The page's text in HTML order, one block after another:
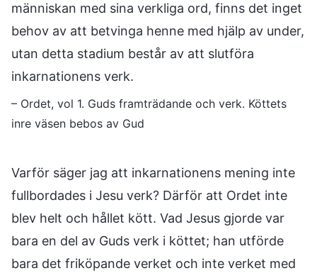
människan med sina verkliga ord, finns det inget
behov av att betvinga henne med hjälp av under,
utan detta stadium består av att slutföra
inkarnationens verk.
– Ordet, vol 1. Guds framträdande och verk. Köttets
inre väsen bebos av Gud
Varför säger jag att inkarnationens mening inte
fullbordades i Jesu verk? Därför att Ordet inte
blev helt och hållet kött. Vad Jesus gjorde var
bara en del av Guds verk i köttet; han utförde
bara det friköpande verket och inte verket med